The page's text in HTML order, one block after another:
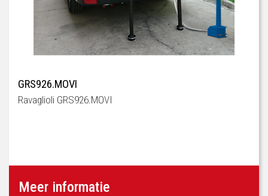
GRS926.MOVI
Ravaglioli GRS926.MOVI
Meer informatie